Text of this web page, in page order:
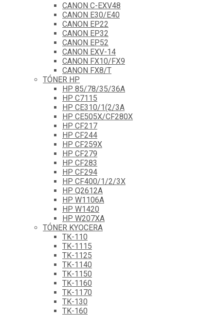
CANON C-EXV48
CANON E30/E40
CANON EP22
CANON EP32
CANON EP52
CANON EXV-14
CANON FX10/FX9
CANON FX8/T
TÓNER HP
HP 85/78/35/36A
HP C7115
HP CE310/1(2/3A
HP CE505X/CF280X
HP CF217
HP CF244
HP CF259X
HP CF279
HP CF283
HP CF294
HP CF400/1/2/3X
HP Q2612A
HP W1106A
HP W1420
HP W207XA
TÓNER KYOCERA
TK-110
TK-1115
TK-1125
TK-1140
TK-1150
TK-1160
TK-1170
TK-130
TK-160